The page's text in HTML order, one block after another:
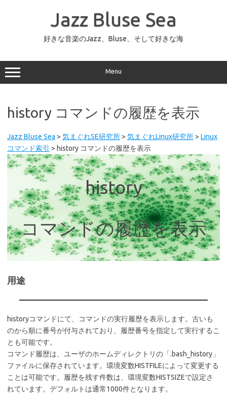
ッ
プ
Jazz Bluse Sea
好きな音楽のJazz、Bluse、そして好きな海
Menu
history コマンドの履歴を表示
Jazz Bluse Sea > 気まぐれSE研究所> 気まぐれLinux研究所> Linux
コマンド索引
> history コマンドの履歴を表示
history
コマンドの履歴を表示
用途
historyコマンドにて、コマンドの実行履歴を表示します。古いも
のから順に番号が付与されており、履歴番号を指定して実行するこ
とも可能です。
コマンド履歴は、ユーザのホームディレクトリの「.bash_history」
ファイルに保存されています。環境変数HISTFILEによって変更する
ことは可能です。履歴を残す件数は、環境変数HISTSIZEで設定さ
れています。デフォルトは通常1000件となります。